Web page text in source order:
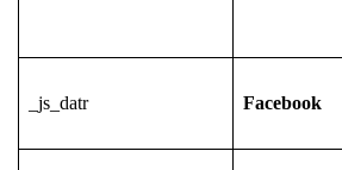
_js_datr Facebook